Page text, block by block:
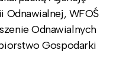
Odnawialnej, WFOŚ
Odnawialnych
Gospodarki